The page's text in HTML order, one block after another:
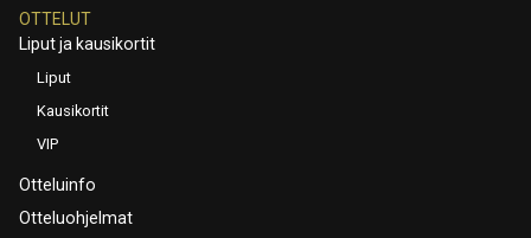
OTTELUT
Liput ja kausikortit
Liput
Kausikortit
VIP
Otteluinfo
Otteluohjelmat